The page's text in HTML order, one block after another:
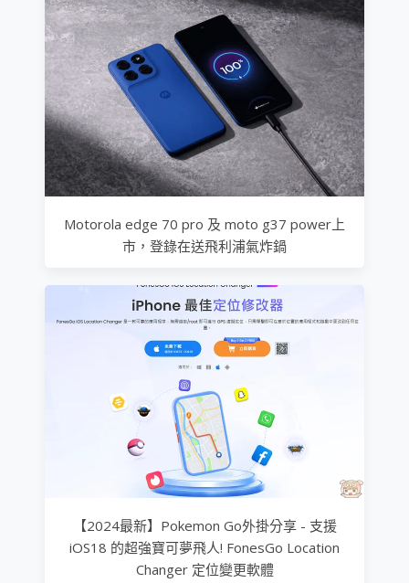
Motorola edge 70 pro 及 moto g37 power上
市，登錄在送飛利浦氣炸鍋
【2024最新】Pokemon Go外掛分享 - 支援
iOS18 的超強寶可夢飛人! FonesGo Location
Changer 定位變更軟體